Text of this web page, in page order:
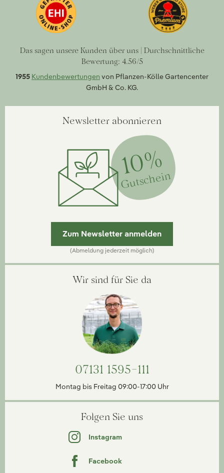
Das sagen unsere Kunden über uns | Durchschnittliche
Bewertung: 4.56/5
1955 Kundenbewertungen von Pflanzen-Kölle Gartencenter
GmbH & Co. KG.
Newsletter abonnieren
10%
Gutschein
Zum Newsletter anmelden
(Abmeldung jederzeit möglich)
Wir sind für Sie da
07131 1595-111
Montag bis Freitag 09:00-17:00 Uhr
Folgen Sie uns
Instagram
Facebook